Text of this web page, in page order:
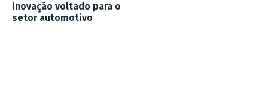
inovação voltado para o
setor automotivo